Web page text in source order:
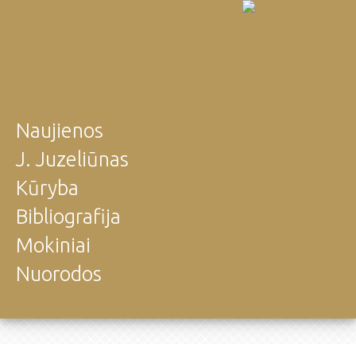
Naujienos
J. Juzeliūnas
Kūryba
Bibliografija
Mokiniai
Nuorodos